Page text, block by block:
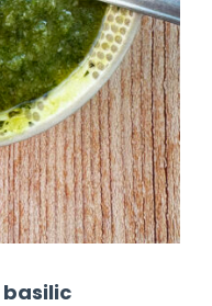
basilic